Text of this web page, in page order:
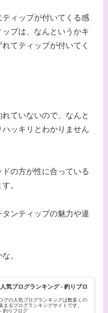
ィップが付いてくる感
プは、なんというかキ
てティップが付いてく
ていないので、なんと
ッキリとわかりません
の方が性に合っている
。
ンティップの魅力や違
。
気ブログランキング - 釣りブロ
グの人気ブログランキングは数多くの
まるブログランキングサイトです。
釣りブログ